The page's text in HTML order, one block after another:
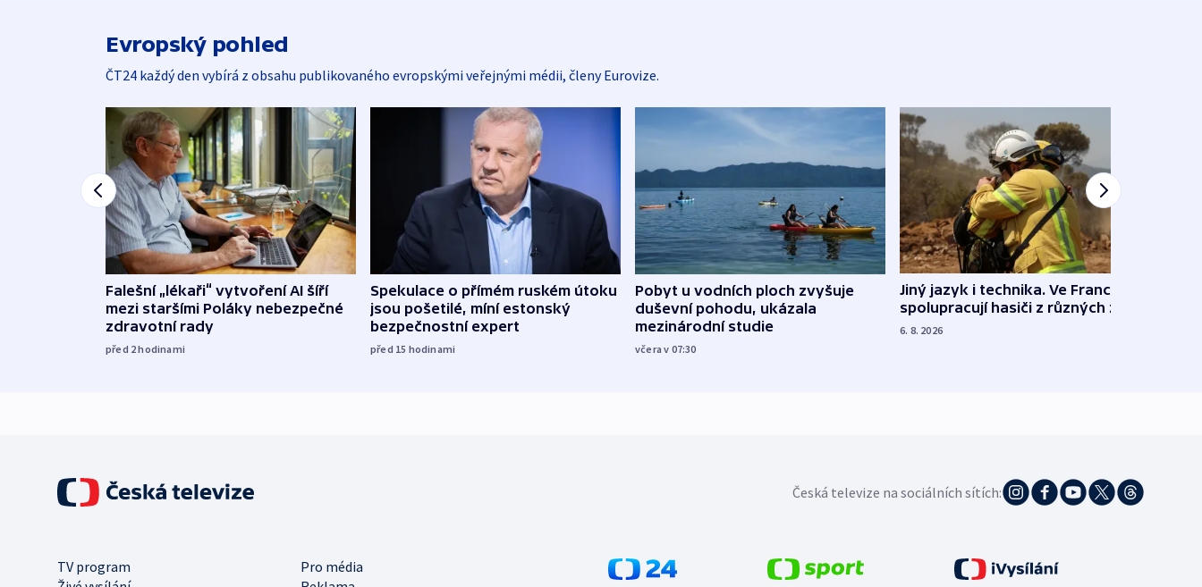
Evropský pohled
ČT24 každý den vybírá z obsahu publikovaného evropskými veřejnými médii, členy Eurovize.
Falešní „lékaři“ vytvoření AI šíří
mezi staršími Poláky nebezpečné
zdravotní rady
před 2hodinami
Spekulace o přímém ruském útoku
jsou pošetilé, míní estonský
bezpečnostní expert
před 15 hodinami
Pobyt u vodních ploch zvyšuje
duševní pohodu, ukázala
mezinárodní studie
včera v 07:30
Jiný jazyk i technika. Ve Francii
spolupracují hasiči z různých zemí
6. 8. 2026
Česká televize na sociálních sítích:
TV program
Pro média